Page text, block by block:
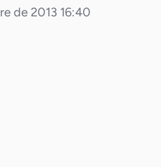
de 2013 16:40